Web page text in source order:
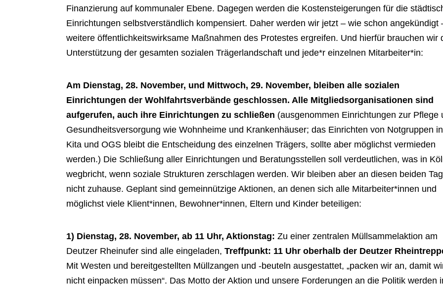
Finanzierung auf kommunaler Ebene. Dagegen werden die Kostensteigerungen für die
Einrichtungen selbstverständlich kompensiert. Daher werden wir jetzt – wie schon angekündigt
weitere öffentlichkeitswirksame Maßnahmen des Protestes ergreifen. Und hierfür brauchen wir
Unterstützung der gesamten sozialen Trägerlandschaft und jede*r einzelnen Mitarbeiter*in:
Am Dienstag, 28. November, und Mittwoch, 29. November, bleiben alle sozialen
Einrichtungen der Wohlfahrtsverbände geschlossen. Alle Mitgliedsorganisationen sind
aufgerufen, auch ihre Einrichtungen zu schließen (ausgenommen Einrichtungen zur Pflege
Gesundheitsversorgung wie Wohnheime und Krankenhäuser; das Einrichten von Notgruppen in
Kita und OGS bleibt die Entscheidung des einzelnen Trägers, sollte aber möglichst vermieden
werden.) Die Schließung aller Einrichtungen und Beratungsstellen soll verdeutlichen, was in
wegbricht, wenn soziale Strukturen zerschlagen werden. Wir bleiben aber an diesen beiden
nicht zuhause. Geplant sind gemeinnützige Aktionen, an denen sich alle Mitarbeiter*innen und
möglichst viele Klient*innen, Bewohner*innen, Eltern und Kinder beteiligen:
1) Dienstag, 28. November, ab 11 Uhr, Aktionstag:Zu einer zentralen Müllsammelaktion am
Deutzer Rheinufer sind alle eingeladen,Treffpunkt: 11 Uhr oberhalb der Deutzer
Mit Westen und bereitgestellten Müllzangen und -beuteln ausgestattet, „packen wir an, damit
nicht einpacken müssen“. Das Motto der Aktion und unsere Forderungen an die Politik werden